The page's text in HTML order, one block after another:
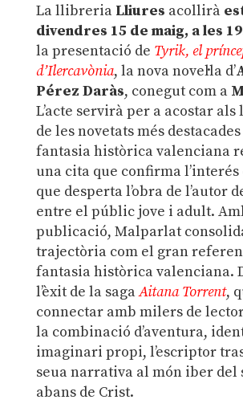
La llibreria Lliures acollirà
divendres 15 de maig, a les
la presentació de Tyrik, el
d’Ilercavònia, la nova novel·la d’
Pérez Daràs, conegut com a
L’acte servirà per a acostar
de les novetats més
fantasia històrica valenciana
una cita que confirma
que desperta l’obra de l’autor
entre el públic jove i adult.
publicació, Malparlat
trajectòria com el gran
fantasia històrica valenciana.
l’èxit de la sagaAitana Torrent,
connectar amb milers de
la combinació d’aventura,
imaginari propi, l’escriptor
seua narrativa al món iber del
abans de Crist.